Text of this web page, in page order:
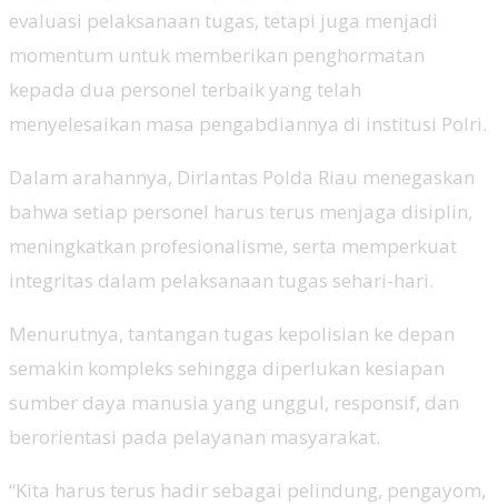
evaluasi pelaksanaan tugas, tetapi juga menjadi
momentum untuk memberikan penghormatan
kepada dua personel terbaik yang telah
menyelesaikan masa pengabdiannya di institusi Polri.
Dalam arahannya, Dirlantas Polda Riau menegaskan
bahwa setiap personel harus terus menjaga disiplin,
meningkatkan profesionalisme, serta memperkuat
integritas dalam pelaksanaan tugas sehari-hari.
Menurutnya, tantangan tugas kepolisian ke depan
semakin kompleks sehingga diperlukan kesiapan
sumber daya manusia yang unggul, responsif, dan
berorientasi pada pelayanan masyarakat.
“Kita harus terus hadir sebagai pelindung, pengayom,